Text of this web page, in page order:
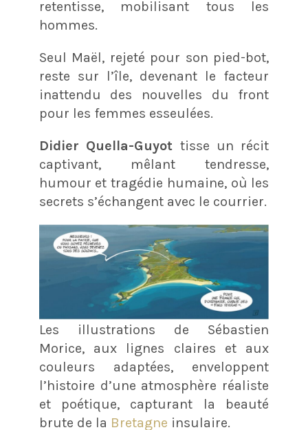
retentisse, mobilisant tous les
hommes.
Seul Maël, rejeté pour son pied-bot,
reste sur l’île, devenant le facteur
inattendu des nouvelles du front
pour les femmes esseulées.
Didier Quella-Guyot tisse un récit
captivant, mêlant tendresse,
humour et tragédie humaine, où les
secrets s’échangent avec le courrier.
Les illustrations de Sébastien
Morice, aux lignes claires et aux
couleurs adaptées, enveloppent
l’histoire d’une atmosphère réaliste
et poétique, capturant la beauté
brute de la Bretagne insulaire.